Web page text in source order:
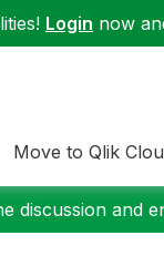
Login now
Move to Qlik
discussion and